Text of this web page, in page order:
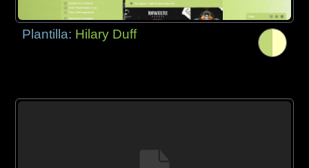
Plantilla: Hilary Duff